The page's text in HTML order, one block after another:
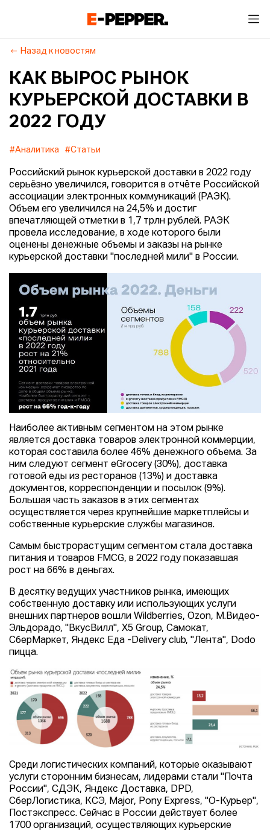
Назад к новостям
КАК ВЫРОС РЫНОК
КУРЬЕРСКОЙ ДОСТАВКИ В
2022 ГОДУ
#Аналитика #Статьи
Российский рынок курьерской доставки в 2022 году
серьёзно увеличился, говорится в отчёте Российской
ассоциации электронных коммуникаций (РАЭК).
Объем его увеличился на 24,5% и достиг
впечатляющей отметки в 1,7 трлн рублей. РАЭК
провела исследование, в ходе которого были
оценены денежные объемы и заказы на рынке
курьерской доставки "последней мили" в России.
Наиболее активным сегментом на этом рынке
является доставка товаров электронной коммерции,
которая составила более 46% денежного объема. За
ним следуют сегмент eGrocery (30%), доставка
готовой еды из ресторанов (13%) и доставка
документов, корреспонденции и посылок (9%).
Большая часть заказов в этих сегментах
осуществляется через крупнейшие маркетплейсы и
собственные курьерские службы магазинов.
Самым быстрорастущим сегментом стала доставка
питания и товаров FMCG, в 2022 году показавшая
рост на 66% в деньгах.
В десятку ведущих участников рынка, имеющих
собственную доставку или использующих услуги
внешних партнеров вошли Wildberries, Ozon, М.Видео-
Эльдорадо, "ВкусВилл", X5 Group, Самокат,
СберМаркет, Яндекс Еда -Delivery club, "Лента", Dodo
пицца.
Среди логистических компаний, которые оказывают
услуги сторонним бизнесам, лидерами стали "Почта
России", СДЭК, Яндекс Доставка, DPD,
СберЛогистика, КСЭ, Major, Pony Express, "О-Курьер",
Постэкспресс. Сейчас в России действует более
1700 организаций, осуществляющих курьерские